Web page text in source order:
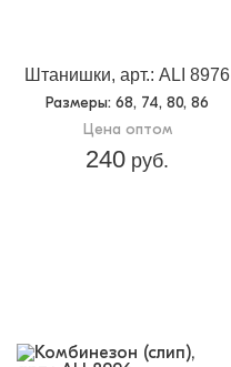
Штанишки, арт.: ALI 8976
Размеры: 68, 74, 80, 86
Цена оптом
240 руб.